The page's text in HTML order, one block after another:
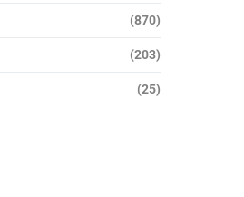
(870)
(203)
(25)